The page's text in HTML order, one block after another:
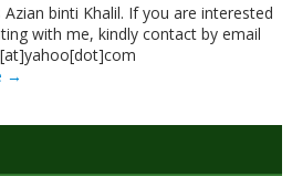
binti Khalil. If you are interested
with me, kindly contact by email
→